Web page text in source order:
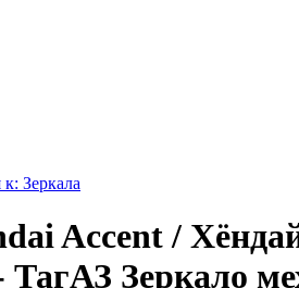
Зеркала
Accent /
ТагАЗ Зеркало